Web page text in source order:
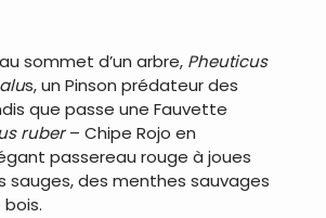
sommet d’un arbre, Pheuticus
s, un Pinson prédateur des
que passe une Fauvette
ruber– Chipe Rojo en
passereau rouge à joues
sauges, des menthes sauvages